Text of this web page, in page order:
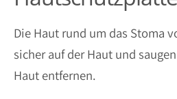
Die Haut rund um das Stoma
sicher auf der Haut und
Haut entfernen.